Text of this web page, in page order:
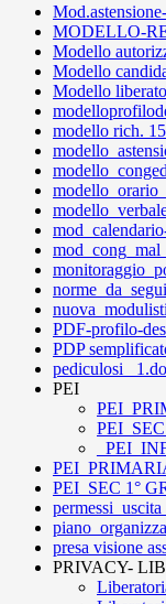
MODELLO-
Modello
Modello
Modello
modello rich.
PDF-profilo-
PDP
pediculosi
PEI
PEI_SEC 1°
presa visione
PRIVACY-